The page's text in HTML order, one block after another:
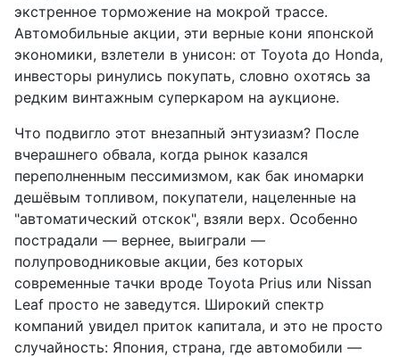
экстренное торможение на мокрой трассе.
Автомобильные акции, эти верные кони японской
экономики, взлетели в унисон: от Toyota до Honda,
инвесторы ринулись покупать, словно охотясь за
редким винтажным суперкаром на аукционе.
Что подвигло этот внезапный энтузиазм? После
вчерашнего обвала, когда рынок казался
переполненным пессимизмом, как бак иномарки
дешёвым топливом, покупатели, нацеленные на
"автоматический отскок", взяли верх. Особенно
пострадали — вернее, выиграли —
полупроводниковые акции, без которых
современные тачки вроде Toyota Prius или Nissan
Leaf просто не заведутся. Широкий спектр
компаний увидел приток капитала, и это не просто
случайность: Япония, страна, где автомобили —